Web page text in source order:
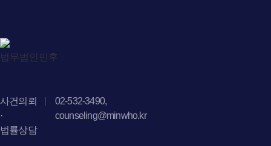
사건의뢰
·
법률상담
02-532-3490,
counseling@minwho.kr